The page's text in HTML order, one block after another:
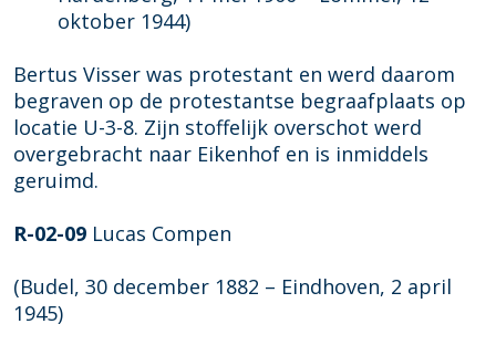
oktober 1944)
Bertus Visser was protestant en werd daarom
begraven op de protestantse begraafplaats op
locatie U-3-8. Zijn stoffelijk overschot werd
overgebracht naar Eikenhof en is inmiddels
geruimd.
R-02-09 Lucas Compen
(Budel, 30 december 1882 – Eindhoven, 2 april
1945)